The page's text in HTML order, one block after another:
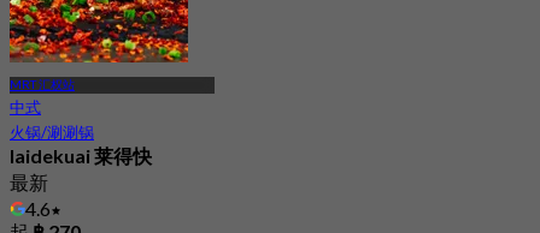
MRT 汇权站
中式
火锅/涮涮锅
laidekuai 莱得快
最新
4.6